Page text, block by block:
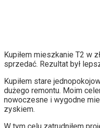
Kupiłem mieszkanie T2 w
sprzedać. Rezultat był
Kupiłem stare
dużego remontu. Moim
nowoczesne i wygodne
zyskiem.